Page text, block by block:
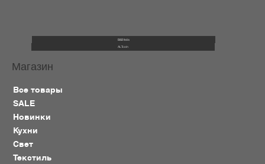
B&B Italia
ALTcoin
Магазин
Все товары
SALE
Новинки
Кухни
Свет
Текстиль